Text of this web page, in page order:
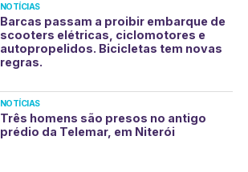
NOTÍCIAS
Barcas passam a proibir embarque de
scooters elétricas, ciclomotores e
autopropelidos. Bicicletas tem novas
regras.
NOTÍCIAS
Três homens são presos no antigo
prédio da Telemar, em Niterói